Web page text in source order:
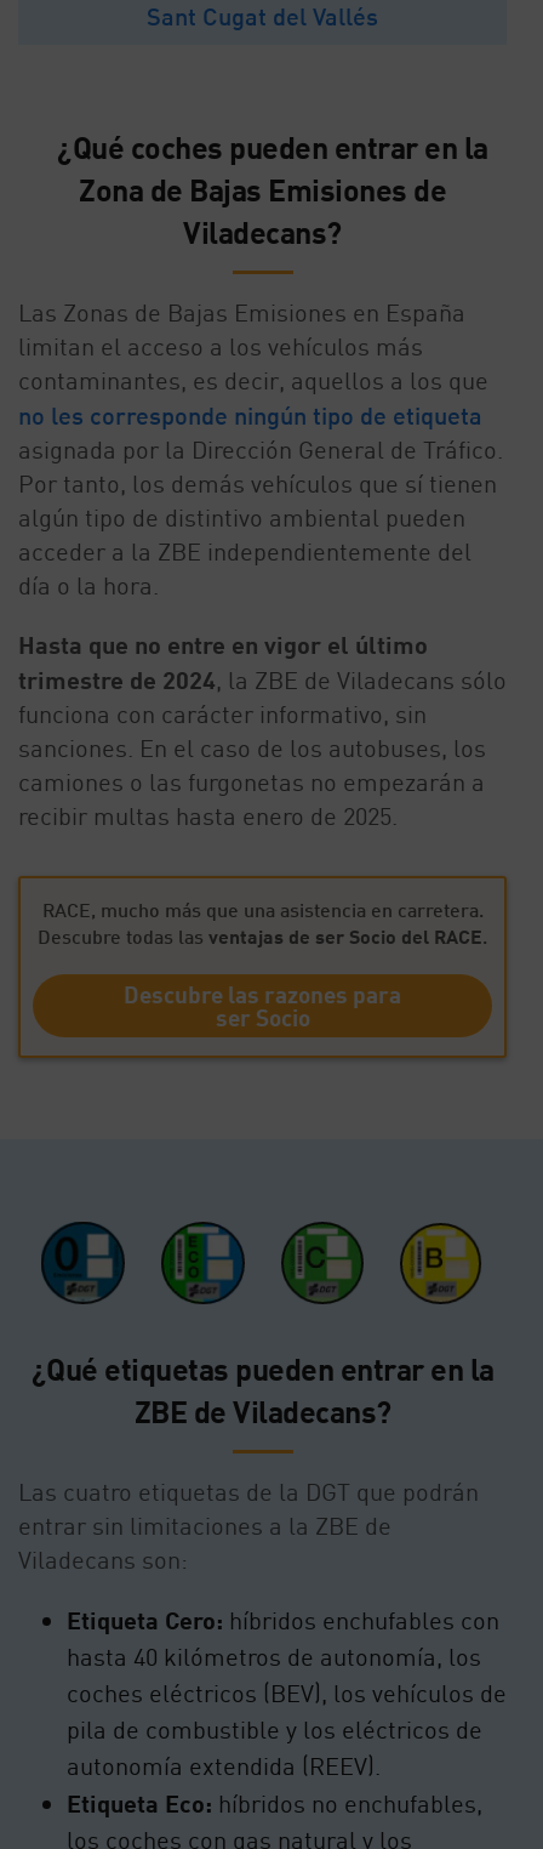
Sant Cugat del Vallés
¿Qué coches pueden entrar en la
Zona de Bajas Emisiones de
Viladecans?
Las Zonas de Bajas Emisiones en España
limitan el acceso a los vehículos más
contaminantes, es decir, aquellos a los que
no les corresponde ningún tipo de etiqueta
asignada por la Dirección General de Tráfico.
Por tanto, los demás vehículos que sí tienen
algún tipo de distintivo ambiental pueden
acceder a la ZBE independientemente del
día o la hora.
Hasta que no entre en vigor el último
trimestre de 2024, la ZBE de Viladecans sólo
funciona con carácter informativo, sin
sanciones. En el caso de los autobuses, los
camiones o las furgonetas no empezarán a
recibir multas hasta enero de 2025.
RACE, mucho más que una asistencia en carretera.
Descubre todas las ventajas de ser Socio del RACE.
Descubre las razones para
ser Socio
¿Qué etiquetas pueden entrar en la
ZBE de Viladecans?
Las cuatro etiquetas de la DGT que podrán
entrar sin limitaciones a la ZBE de
Viladecans son:
Etiqueta Cero: híbridos enchufables con
hasta 40 kilómetros de autonomía, los
coches eléctricos (BEV), los vehículos de
pila de combustible y los eléctricos de
autonomía extendida (REEV).
Etiqueta Eco: híbridos no enchufables,
los coches con gas natural y los